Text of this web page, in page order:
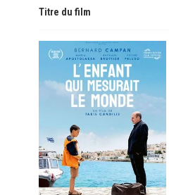
Titre du film